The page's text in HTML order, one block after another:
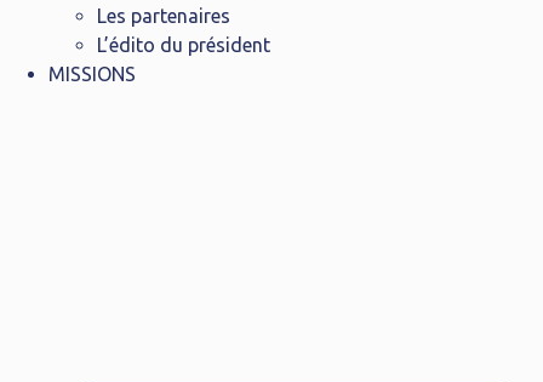
Les partenaires
L’édito du président
MISSIONS